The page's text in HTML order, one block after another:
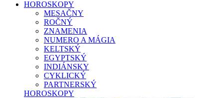
HOROSKOPY
MESAČNY
ROČNÝ
ZNAMENIA
NUMERO A MÁGIA
KELTSKÝ
EGYPTSKÝ
INDIÁNSKY
CYKLICKÝ
PARTNERSKÝ
HOROSKOPY